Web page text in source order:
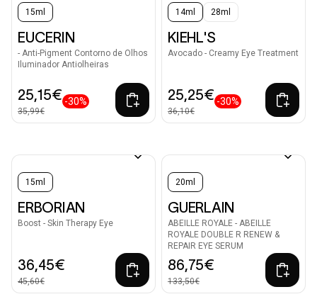
15ml
EUCERIN
- Anti-Pigment Contorno de Olhos
Iluminador Antiolheiras
25,15€
35,99€
-30%
14ml 28ml
KIEHL'S
Avocado - Creamy Eye Treatment
25,25€
36,10€
-30%
15ml
ERBORIAN
Boost - Skin Therapy Eye
36,45€
45,60€
20ml
GUERLAIN
ABEILLE ROYALE - ABEILLE
ROYALE DOUBLE R RENEW &
REPAIR EYE SERUM
86,75€
133,50€